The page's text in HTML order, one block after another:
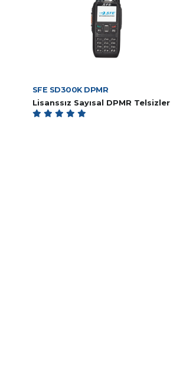
SFE SD300K DPMR
Lisanssız Sayısal DPMR Telsizler